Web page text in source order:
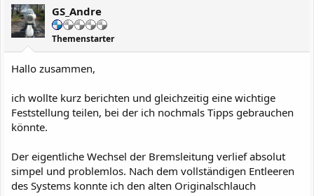
GS_Andre
Themenstarter
Hallo zusammen,
ich wollte kurz berichten und gleichzeitig eine wichtige
Feststellung teilen, bei der ich nochmals Tipps gebrauchen
könnte.
Der eigentliche Wechsel der Bremsleitung verlief absolut
simpel und problemlos. Nach dem vollständigen Entleeren
des Systems konnte ich den alten Originalschlauch